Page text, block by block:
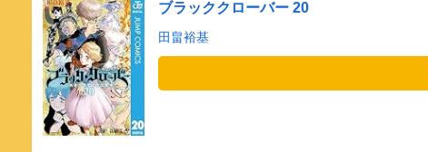
ブラッククローバー 20
田畠裕基